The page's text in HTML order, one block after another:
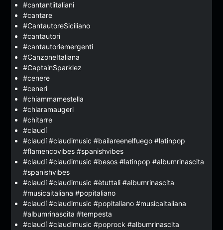
#cantantiitaliani
#cantare
#CantautoreSiciliano
#cantautori
#cantautoriemergenti
#CanzoneItaliana
#CaptainSparklez
#cenere
#ceneri
#chiammamestella
#chiaramaugeri
#chitarre
#claudí
#claudí #claudimusic #bailareenelfuego #latinpop
#flamencovibes #spanishvibes
#claudí #claudimusic #besos #latinpop #albumrinascita
#spanishvibes
#claudí #claudimusic #ètuttali #albumrinascita
#musicaitaliana #popitaliano
#claudí #claudimusic #popitaliano #musicaitaliana
#albumrinascita #tempesta
#claudí #claudimusic #poprock #albumrinascita